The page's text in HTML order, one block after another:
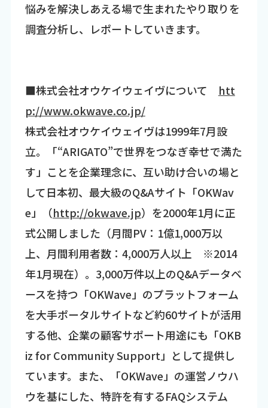
悩みを解決しあえる場で生まれたやり取りを
調査分析し、レポートしていきます。
■株式会社オウケイウェイヴについて htt
p://www.okwave.co.jp/
株式会社オウケイウェイヴは1999年7月設
立。「“ARIGATO”で世界をつなぎ幸せで満た
す」ことを企業理念に、互い助け合いの場と
して日本初、最大級のQ&Aサイト「OKWav
e」（http://okwave.jp）を2000年1月に正
式公開しました（月間PV：1億1,000万以
上、月間利用者数：4,000万人以上 ※2014
年1月現在）。3,000万件以上のQ&Aデータベ
ースを持つ「OKWave」のプラットフォーム
を大手ポータルサイトなど約60サイトが活用
する他、企業の顧客サポート用途にも「OKB
iz for Community Support」として提供し
ています。また、「OKWave」の運営ノウハ
ウを基にした、特許を有するFAQシステム